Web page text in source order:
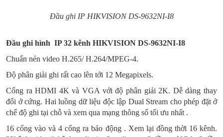
Đầu ghi IP HIKVISION DS-9632NI-I8
Đầu ghi hình IP 32 kênh HIKVISION DS-9632NI-I8
Chuẩn nén video H.265/ H.264/MPEG-4.
Độ phân giải ghi rất cao lên tới 12 Megapixels.
Cổng ra HDMI 4K và VGA với độ phân giải 2K. Dễ dàng thay
đổi ở cứng. Hai luồng dữ liệu độc lập Dual Stream cho phép đặt ở
chế độ ghi tại chỗ và xem qua mạng thông số tối ưu nhất .
16 cổng vào và 4 cổng ra báo động . Xem lại đồng thời 16 kênh.